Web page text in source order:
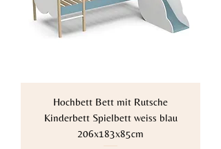
Hochbett Bett mit Rutsche
Kinderbett Spielbett weiss blau
206x183x85cm